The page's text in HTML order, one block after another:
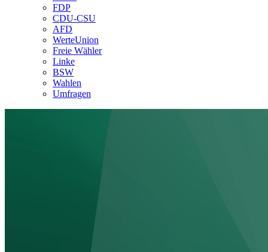
FDP
CDU-CSU
AFD
WerteUnion
Freie Wähler
Linke
BSW
Wahlen
Umfragen